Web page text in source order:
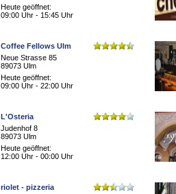
Heute geöffnet:
09:00 Uhr - 15:45 Uhr
Coffee Fellows Ulm
Neue Strasse 85
89073 Ulm
Heute geöffnet:
09:00 Uhr - 22:00 Uhr
L'Osteria
Judenhof 8
89073 Ulm
Heute geöffnet:
12:00 Uhr - 00:00 Uhr
riolet - pizzeria